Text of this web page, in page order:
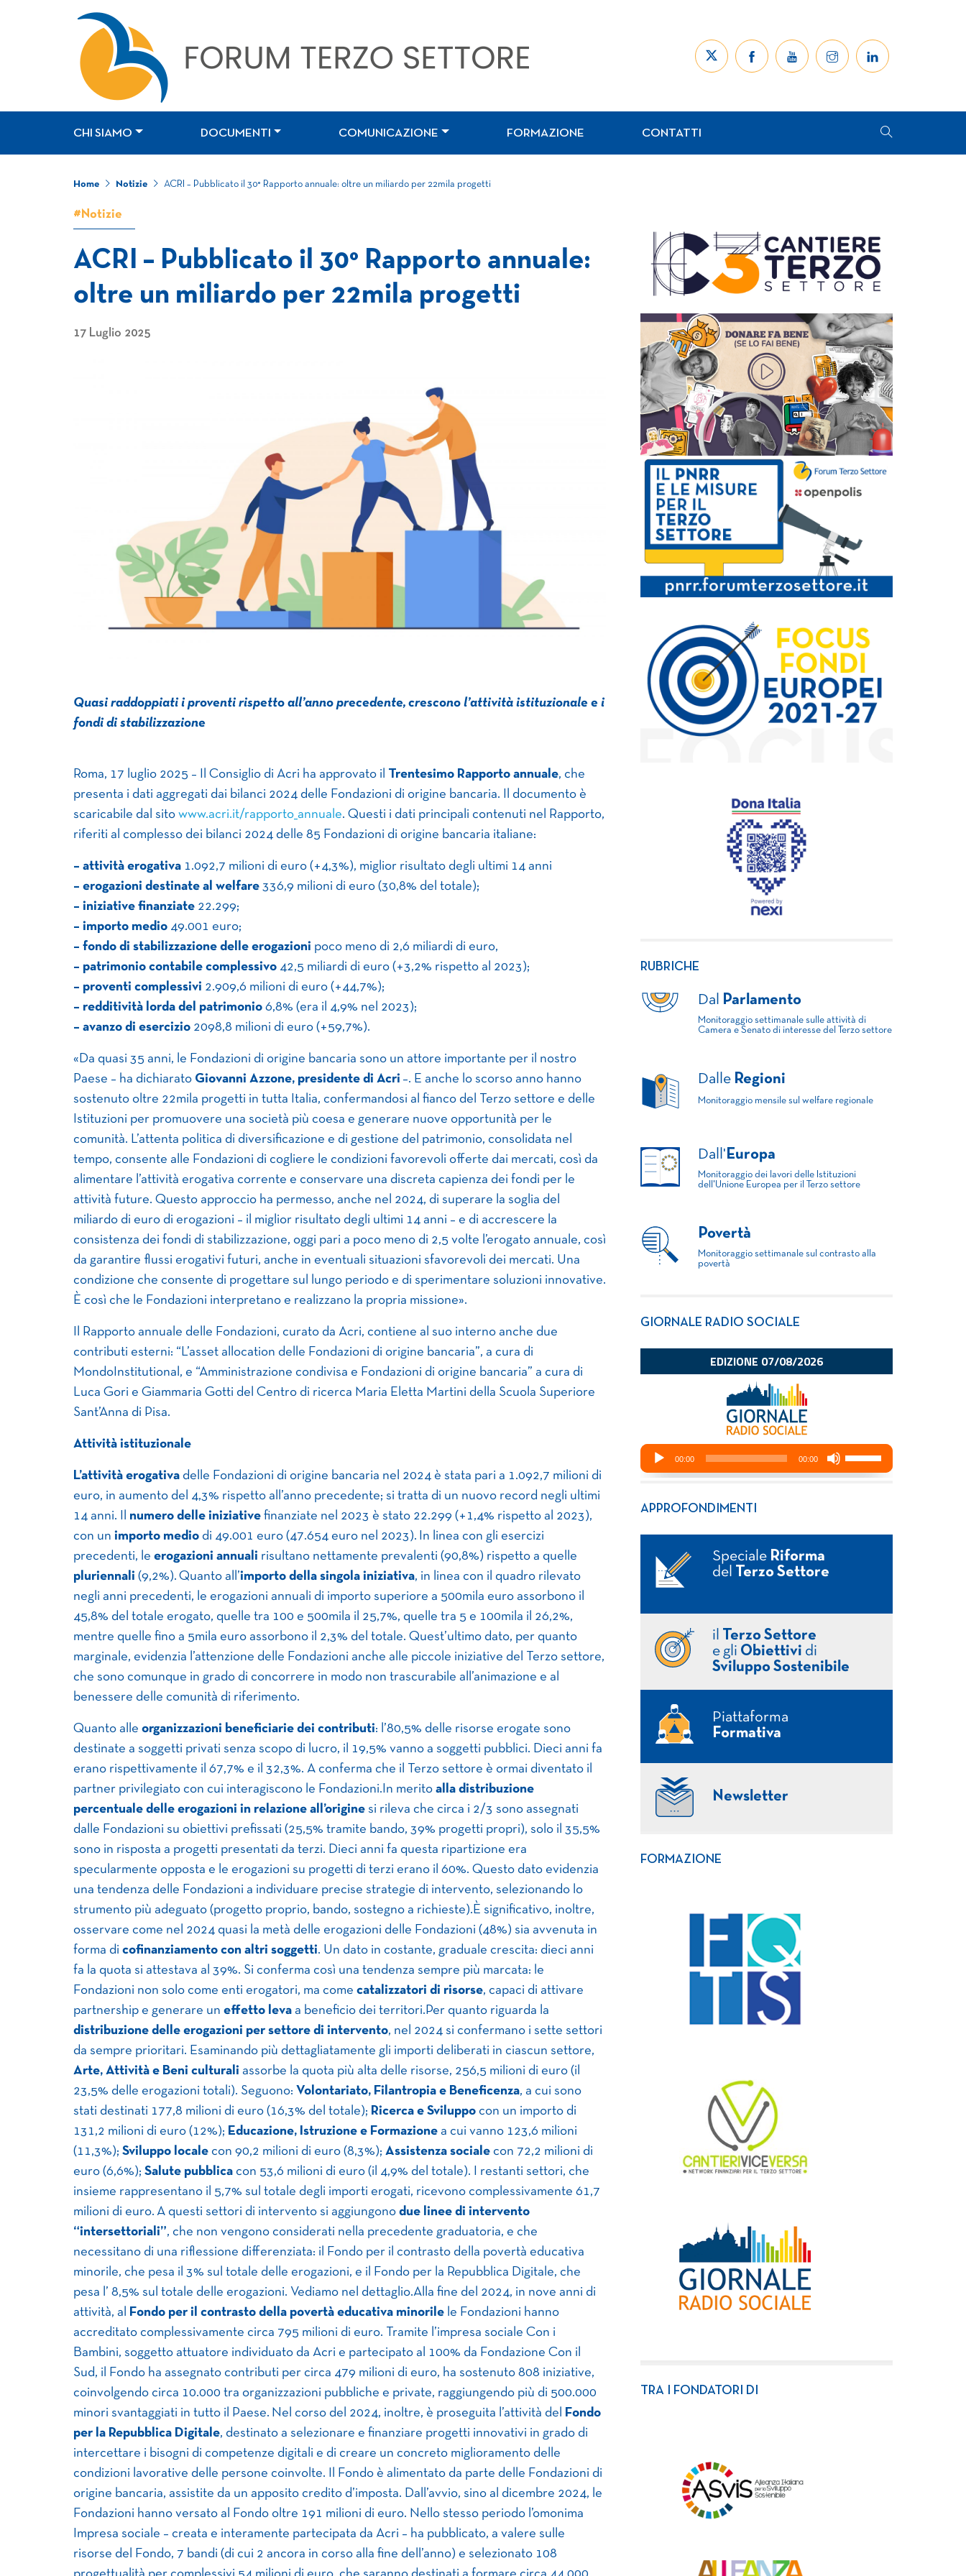
CHI SIAMO DOCUMENTI COMUNICAZIONE FORMAZIONE CONTATTI
Home Notizie ACRI – Pubblicato il 30° Rapporto annuale: oltre un miliardo per 22mila progetti
#Notizie
ACRI – Pubblicato il 30° Rapporto annuale:
oltre un miliardo per 22mila progetti
17 Luglio 2025
Quasi raddoppiati i proventi rispetto all’anno precedente, crescono l’attività istituzionale e i
fondi di stabilizzazione
Roma, 17 luglio 2025 – Il Consiglio di Acri ha approvato il Trentesimo Rapporto annuale, che
presenta i dati aggregati dai bilanci 2024 delle Fondazioni di origine bancaria. Il documento è
scaricabile dal sito www.acri.it/rapporto_annuale. Questi i dati principali contenuti nel Rapporto,
riferiti al complesso dei bilanci 2024 delle 85 Fondazioni di origine bancaria italiane:
– attività erogativa 1.092,7 milioni di euro (+4,3%), miglior risultato degli ultimi 14 anni
– erogazioni destinate al welfare 336,9 milioni di euro (30,8% del totale);
– iniziative finanziate 22.299;
– importo medio 49.001 euro;
– fondo di stabilizzazione delle erogazioni poco meno di 2,6 miliardi di euro,
– patrimonio contabile complessivo 42,5 miliardi di euro (+3,2% rispetto al 2023);
– proventi complessivi 2.909,6 milioni di euro (+44,7%);
– redditività lorda del patrimonio 6,8% (era il 4,9% nel 2023);
– avanzo di esercizio 2098,8 milioni di euro (+59,7%).
«Da quasi 35 anni, le Fondazioni di origine bancaria sono un attore importante per il nostro
Paese – ha dichiarato Giovanni Azzone, presidente di Acri –. E anche lo scorso anno hanno
sostenuto oltre 22mila progetti in tutta Italia, confermandosi al fianco del Terzo settore e delle
Istituzioni per promuovere una società più coesa e generare nuove opportunità per le
comunità. L’attenta politica di diversificazione e di gestione del patrimonio, consolidata nel
tempo, consente alle Fondazioni di cogliere le condizioni favorevoli offerte dai mercati, così da
alimentare l’attività erogativa corrente e conservare una discreta capienza dei fondi per le
attività future. Questo approccio ha permesso, anche nel 2024, di superare la soglia del
miliardo di euro di erogazioni – il miglior risultato degli ultimi 14 anni – e di accrescere la
consistenza dei fondi di stabilizzazione, oggi pari a poco meno di 2,5 volte l’erogato annuale, così
da garantire flussi erogativi futuri, anche in eventuali situazioni sfavorevoli dei mercati. Una
condizione che consente di progettare sul lungo periodo e di sperimentare soluzioni innovative.
È così che le Fondazioni interpretano e realizzano la propria missione».
Il Rapporto annuale delle Fondazioni, curato da Acri, contiene al suo interno anche due
contributi esterni: “L’asset allocation delle Fondazioni di origine bancaria”, a cura di
MondoInstitutional, e “Amministrazione condivisa e Fondazioni di origine bancaria” a cura di
Luca Gori e Giammaria Gotti del Centro di ricerca Maria Eletta Martini della Scuola Superiore
Sant’Anna di Pisa.
Attività istituzionale
L’attività erogativa delle Fondazioni di origine bancaria nel 2024 è stata pari a 1.092,7 milioni di
euro, in aumento del 4,3% rispetto all’anno precedente; si tratta di un nuovo record negli ultimi
14 anni. Il
numero delle iniziative finanziate nel 2023 è stato 22.299 (+1,4% rispetto al 2023),
con un importo medio di 49.001 euro (47.654 euro nel 2023). In linea con gli esercizi
precedenti, le erogazioni annuali risultano nettamente prevalenti (90,8%) rispetto a quelle
pluriennali (9,2%). Quanto all’importo della singola iniziativa, in linea con il quadro rilevato
negli anni precedenti, le erogazioni annuali di importo superiore a 500mila euro assorbono il
45,8% del totale erogato, quelle tra 100 e 500mila il 25,7%, quelle tra 5 e 100mila il 26,2%,
mentre quelle fino a 5mila euro assorbono il 2,3% del totale. Quest’ultimo dato, per quanto
marginale, evidenzia l’attenzione delle Fondazioni anche alle piccole iniziative del Terzo settore,
che sono comunque in grado di concorrere in modo non trascurabile all’animazione e al
benessere delle comunità di riferimento.
Quanto alle organizzazioni beneficiarie dei contributi: l’80,5% delle risorse erogate sono
destinate a soggetti privati senza scopo di lucro, il 19,5% vanno a soggetti pubblici. Dieci anni fa
erano rispettivamente il 67,7% e il 32,3%. A conferma che il Terzo settore è ormai diventato il
partner privilegiato con cui interagiscono le Fondazioni.In merito alla distribuzione
percentuale delle erogazioni in relazione all’origine si rileva che circa i 2/3 sono assegnati
dalle Fondazioni su obiettivi prefissati (25,5% tramite bando, 39% progetti propri), solo il 35,5%
sono in risposta a progetti presentati da terzi. Dieci anni fa questa ripartizione era
specularmente opposta e le erogazioni su progetti di terzi erano il 60%. Questo dato evidenzia
una tendenza delle Fondazioni a individuare precise strategie di intervento, selezionando lo
strumento più adeguato (progetto proprio, bando, sostegno a richieste).È significativo, inoltre,
osservare come nel 2024 quasi la metà delle erogazioni delle Fondazioni (48%) sia avvenuta in
forma di cofinanziamento con altri soggetti. Un dato in costante, graduale crescita: dieci anni
fa la quota si attestava al 39%. Si conferma così una tendenza sempre più marcata: le
Fondazioni non solo come enti erogatori, ma come catalizzatori di risorse, capaci di attivare
partnership e generare un effetto leva a beneficio dei territori.Per quanto riguarda la
distribuzione delle erogazioni per settore di intervento, nel 2024 si confermano i sette settori
da sempre prioritari. Esaminando più dettagliatamente gli importi deliberati in ciascun settore,
Arte, Attività e Beni culturali assorbe la quota più alta delle risorse, 256,5 milioni di euro (il
23,5% delle erogazioni totali). Seguono: Volontariato, Filantropia e Beneficenza, a cui sono
stati destinati 177,8 milioni di euro (16,3% del totale); Ricerca e Sviluppo con un importo di
131,2 milioni di euro (12%); Educazione, Istruzione e Formazione a cui vanno 123,6 milioni
(11,3%); Sviluppo locale con 90,2 milioni di euro (8,3%); Assistenza sociale con 72,2 milioni di
euro (6,6%); Salute pubblica con 53,6 milioni di euro (il 4,9% del totale). I restanti settori, che
insieme rappresentano il 5,7% sul totale degli importi erogati, ricevono complessivamente 61,7
milioni di euro. A questi settori di intervento si aggiungono due linee di intervento
“intersettoriali”, che non vengono considerati nella precedente graduatoria, e che
necessitano di una riflessione differenziata: il Fondo per il contrasto della povertà educativa
minorile, che pesa il 3% sul totale delle erogazioni, e il Fondo per la Repubblica Digitale, che
pesa l’ 8,5% sul totale delle erogazioni. Vediamo nel dettaglio.Alla fine del 2024, in nove anni di
attività, al
Fondo per il contrasto della povertà educativa minorile le Fondazioni hanno
accreditato complessivamente circa 795 milioni di euro. Tramite l’impresa sociale Con i
Bambini, soggetto attuatore individuato da Acri e partecipato al 100% da Fondazione Con il
Sud, il Fondo ha assegnato contributi per circa 479 milioni di euro, ha sostenuto 808 iniziative,
coinvolgendo circa 10.000 tra organizzazioni pubbliche e private, raggiungendo più di 500.000
minori svantaggiati in tutto il Paese. Nel corso del 2024, inoltre, è proseguita l’attività del
Fondo
per la Repubblica Digitale, destinato a selezionare e finanziare progetti innovativi in grado di
intercettare i bisogni di competenze digitali e di creare un concreto miglioramento delle
condizioni lavorative delle persone coinvolte. Il Fondo è alimentato da parte delle Fondazioni di
origine bancaria, assistite da un apposito credito d’imposta. Dall’avvio, sino al dicembre 2024, le
Fondazioni hanno versato al Fondo oltre 191 milioni di euro. Nello stesso periodo l’omonima
Impresa sociale – creata e interamente partecipata da Acri – ha pubblicato, a valere sulle
risorse del Fondo, 7 bandi (di cui 2 ancora in corso alla fine dell’anno) e selezionato 108
RUBRICHE
Dal Parlamento
Monitoraggio settimanale sulle attività di
Camera e Senato di interesse del Terzo settore
Dalle Regioni
Monitoraggio mensile sul welfare regionale
Dall' Europa
Monitoraggio dei lavori delle Istituzioni
dell'Unione Europea per il Terzo settore
Povertà
Monitoraggio settimanale sul contrasto alla
povertà
GIORNALE RADIO SOCIALE
APPROFONDIMENTI
Speciale Riforma
del
Terzo Settore
il
Terzo Settore
e gli Obiettivi di
Sviluppo Sostenibile
Piattaforma
Formativa
Newsletter
FORMAZIONE
TRA I FONDATORI DI